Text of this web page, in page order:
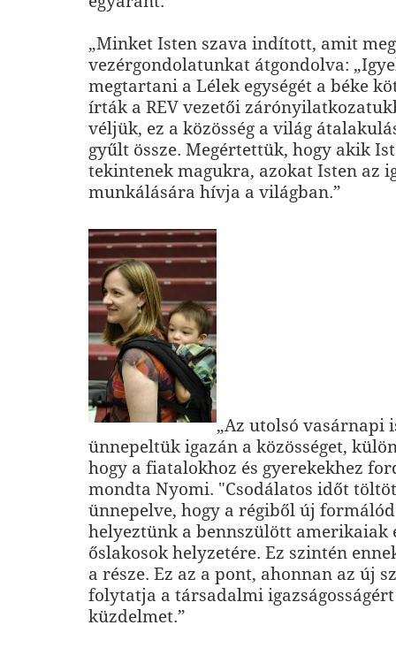
„Minket Isten szava indított, amit
vezérgondolatunkat átgondolva:
megtartani a Lélek egységét a béke
írták a REV vezetői
véljük, ez a közösség a világ
gyűlt össze. Megértettük, hogy akik
tekintenek magukra, azokat Isten az
munkálására hívja a világban.”
„Az utolsó vasárnapi
ünnepeltük igazán a közösséget,
hogy a fiatalokhoz és gyerekekhez
mondta Nyomi. "Csodálatos időt
ünnepelve, hogy a régiből új
helyeztünk a bennszülött amerikaiak
őslakosok helyzetére. Ez szintén
a része. Ez az a pont, ahonnan az új
folytatja a társadalmi
küzdelmet.”